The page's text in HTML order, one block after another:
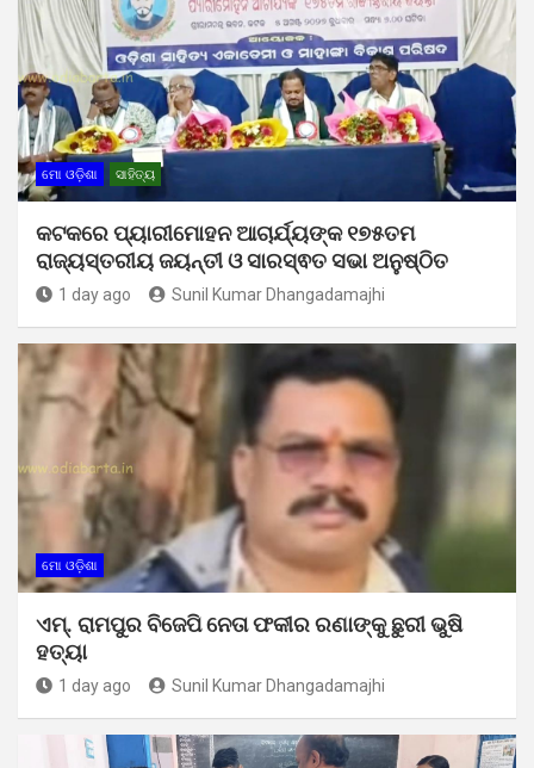
ମୋ ଓଡ଼ିଶା ସାହିତ୍ୟ
କଟକରେ ପ୍ୟାରୀମୋହନ ଆଚାର୍ଯ୍ୟଙ୍କ ୧୭୫ତମ
ରାଜ୍ୟସ୍ତରୀୟ ଜୟନ୍ତୀ ଓ ସାରସ୍ଵତ ସଭା ଅନୁଷ୍ଠିତ
1 day ago Sunil Kumar Dhangadamajhi
ମୋ ଓଡ଼ିଶା
ଏମ୍. ରାମପୁର ବିଜେପି ନେତା ଫକୀର ରଣାଙ୍କୁ ଛୁରୀ ଭୁଷି
ହତ୍ୟା
1 day ago Sunil Kumar Dhangadamajhi